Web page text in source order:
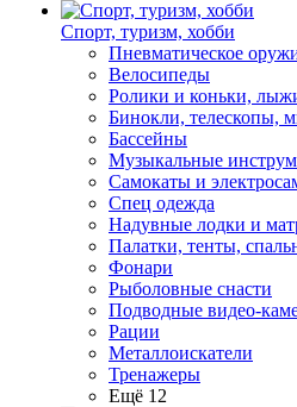
Спорт, туризм, хобби
Пневматическое
Велосипеды
Ролики и коньки,
Бинокли, телескопы,
Бассейны
Музыкальные
Самокаты и
Спец одежда
Надувные лодки и
Палатки, тенты,
Фонари
Рыболовные снасти
Подводные видео-
Рации
Металлоискатели
Тренажеры
Ещё 12